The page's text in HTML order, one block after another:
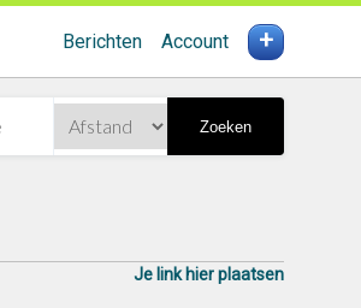
Berichten Account +
Zoeken
Je link hier plaatsen